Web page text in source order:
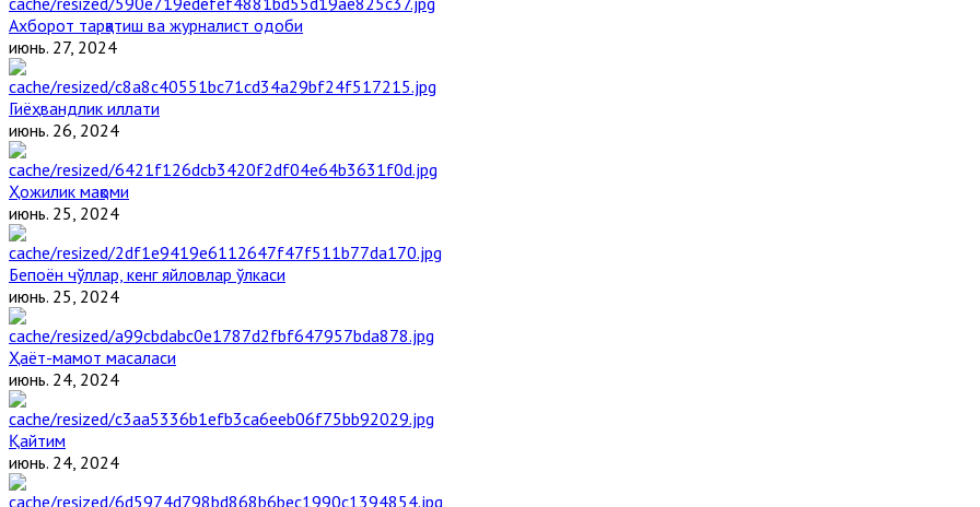
Ахборот тарқатиш ва журналист одоби
июнь. 27, 2024
Гиёҳвандлик иллати
июнь. 26, 2024
Ҳожилик мақоми
июнь. 25, 2024
Бепоён чўллар, кенг яйловлар ўлкаси
июнь. 25, 2024
Ҳаёт-мамот масаласи
июнь. 24, 2024
Қайтим
июнь. 24, 2024